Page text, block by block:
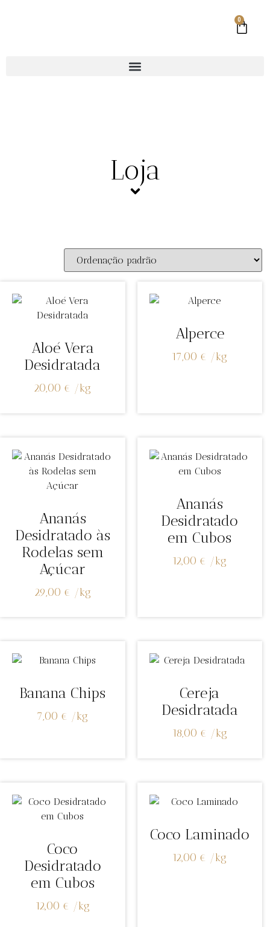
0
Loja
Aloé Vera
Desidratada
20,00 € /kg
Alperce
17,00 € /kg
Ananás
Desidratado às
Rodelas sem
Açúcar
29,00 € /kg
Ananás
Desidratado
em Cubos
12,00 € /kg
Banana Chips
7,00 € /kg
Cereja
Desidratada
18,00 € /kg
Coco
Desidratado
em Cubos
12,00 € /kg
Coco Laminado
12,00 € /kg